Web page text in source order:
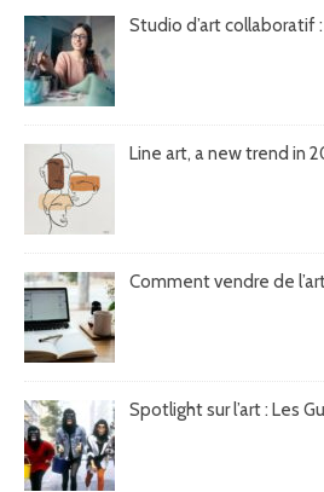
Studio d’art collaboratif
Line art, a new trend in
Comment vendre de
Spotlight sur l’art : Les